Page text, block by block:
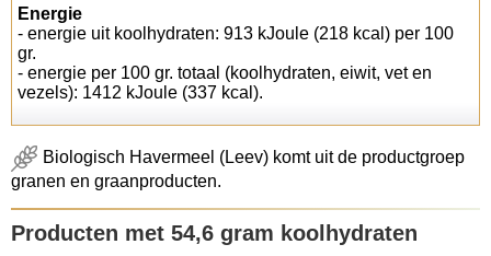
Energie
- energie uit koolhydraten: 913 kJoule (218 kcal) per 100
gr.
- energie per 100 gr. totaal (koolhydraten, eiwit, vet en
vezels): 1412 kJoule (337 kcal).
Biologisch Havermeel (Leev) komt uit de productgroep
granen en graanproducten.
Producten met 54,6 gram koolhydraten